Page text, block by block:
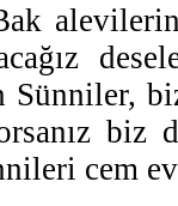
Sünniler,
biz
cem